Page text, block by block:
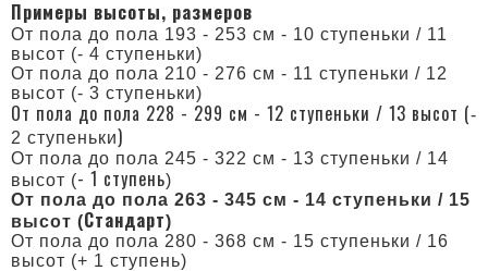
Примеры высоты, размеров
От пола до пола 193 - 253 см - 10 ступеньки / 11
высот (- 4 ступеньки)
От пола до пола 210 - 276 см - 11 ступеньки / 12
высот (- 3 ступеньки)
От пола до пола 228 - 299 см - 12 ступеньки / 13 высот (-
2 ступеньки)
От пола до пола 245 - 322 см - 13 ступеньки / 14
высот (- 1 ступень)
От пола до пола 263 - 345 см - 14 ступеньки / 15
высот (Cтандарт)
От пола до пола 280 - 368 см - 15 ступеньки / 16
высот (+ 1 ступень)